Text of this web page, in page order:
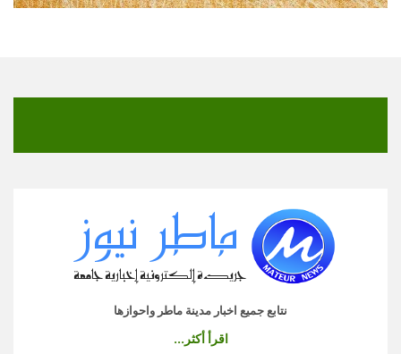
نتابع جميع اخبار مدينة ماطر واحوازها
اقرأ أكثر...